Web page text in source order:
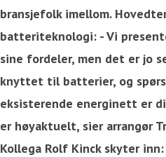
bransjefolk imellom.
batteriteknologi: - Vi
sine fordeler, men det er jo
knyttet til batterier, og
eksisterende energinett er
er høyaktuelt, sier arrangør
Kollega Rolf Kinck skyter